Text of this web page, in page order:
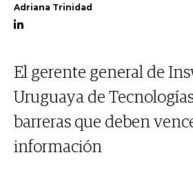
Adriana Trinidad
El gerente general de
Uruguaya de
barreras que deben
información